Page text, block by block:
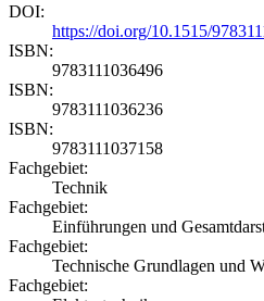
DOI:
https://doi.org/10.1515/
ISBN:
9783111036496
ISBN:
9783111036236
ISBN:
9783111037158
Fachgebiet:
Technik
Fachgebiet:
Einführungen und
Fachgebiet:
Technische Grundlagen und
Fachgebiet: